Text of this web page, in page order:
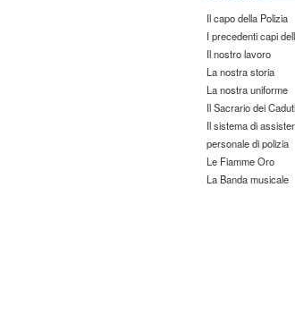
Il capo della Polizia
I precedenti capi
Il nostro lavoro
La nostra storia
La nostra uniforme
Il Sacrario dei Caduti
Il sistema di
personale di polizia
Le Fiamme Oro
La Banda musicale